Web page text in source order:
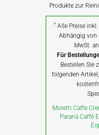
Produkte zur
* Alle Preise
Abhängig von
MwSt.
Für
Bestellen Sie
folgenden
Moretti Caffe
Paranà Caffè